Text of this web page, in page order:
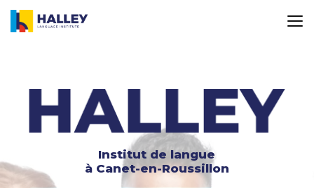
contenu
Institut de langue
à Canet-en-Roussillon